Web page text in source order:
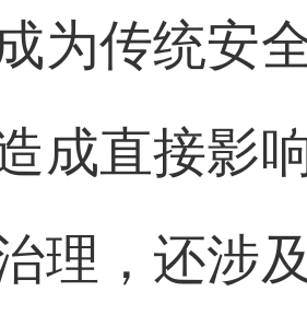
为传统安
成直接影
理，还涉